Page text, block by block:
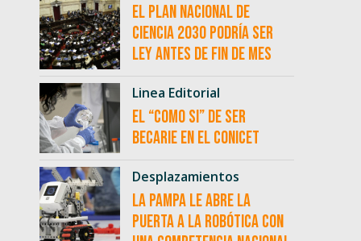
El Plan Nacional de
Ciencia 2030 podría ser
ley antes de fin de mes
Linea Editorial
El “como si” de ser
becarie en el CONICET
Desplazamientos
La Pampa le abre la
puerta a la robótica con